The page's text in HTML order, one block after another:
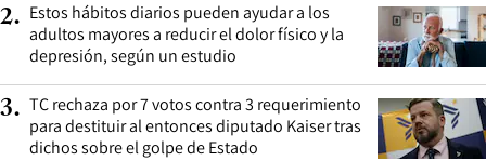
2. Estos hábitos diarios pueden ayudar a los
adultos mayores a reducir el dolor físico y la
depresión, según un estudio
3. TC rechaza por 7 votos contra 3 requerimiento
para destituir al entonces diputado Kaiser tras
dichos sobre el golpe de Estado